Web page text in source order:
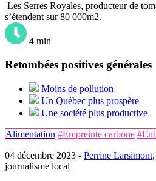
Les Serres Royales, producteur de
s’étendent sur 80 000m2.
4 min
Retombées positives générales
Moins de pollution
Un Québec plus prospère
Une société plus productive
Alimentation #Empreinte carbone
04 décembre 2023 - Perrine Larsimont
journalisme local